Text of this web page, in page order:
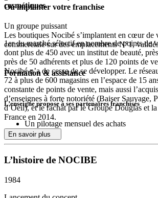
cosmétiques.
Un groupe puissant
1er du marché sélectif en nombre de points de
dont plus de 450 avec un institut de beauté,
près de 50 adhérents et plus de 120 points de
Nocibé n’a de cesse de se développer. Le
72 à plus de 600 magasins en l’espace de 15
constante de points de vente, mais aussi
d’enseignes à forte notoriété (Baiser Sauvage,
d’Oeil), et le rachat par le Groupe Douglas et
France en 2014.
Aujourd’hui, Nocibé fait partie du groupe
de la parfumerie sélective, qui compte 1700
Où implanter votre franchise
Les boutiques Nocibé s’implantent en cœur de
commerciale sur des emplacements N°1,
Formation & assistance
L’enseigne propose à ses partenaires franchisés
Un pilotage mensuel des achats
Des envois mensuels de tableaux de suivi
chiffres d’achats par fournisseur
convention achats spécifique franchise et
En savoir plus
L’histoire de NOCIBE
1984